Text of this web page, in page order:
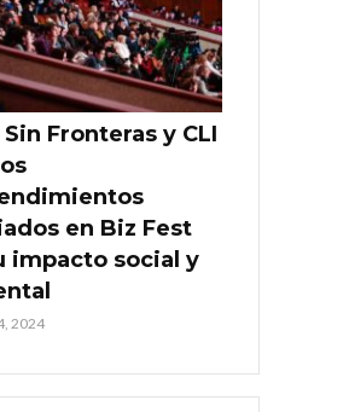
Fronteras y CLI
en Biz Fest
impacto social y
2024